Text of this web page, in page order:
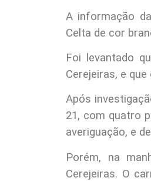
A informação
Celta de cor
Foi levantado
Cerejeiras, e
Após
21, com quatro
averiguação, e
Porém, na
Cerejeiras. O